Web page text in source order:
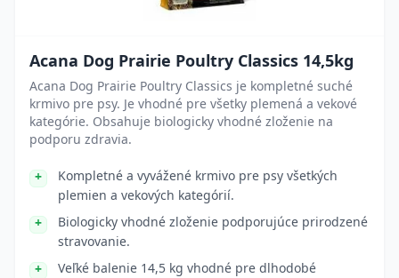
Acana Dog Prairie Poultry Classics 14,5kg
Acana Dog Prairie Poultry Classics je kompletné suché
krmivo pre psy. Je vhodné pre všetky plemená a vekové
kategórie. Obsahuje biologicky vhodné zloženie na
podporu zdravia.
Kompletné a vyvážené krmivo pre psy všetkých
plemien a vekových kategórií.
Biologicky vhodné zloženie podporujúce prirodzené
stravovanie.
Veľké balenie 14,5 kg vhodné pre dlhodobé